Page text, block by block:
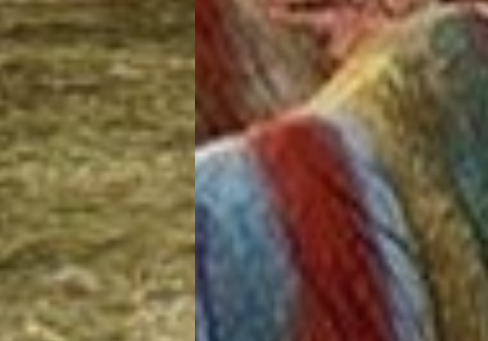
تور سوباتان
تور چابهار
تور مرداب هسل
تور کاشان
تور اصفهان
تور ترکمن صحرا